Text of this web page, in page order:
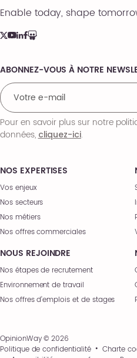
Enable today, shape
NOS EXPERTISES
Vos enjeux
Nos secteurs
Nos métiers
Nos offres commerciales
NOUS REJOINDRE
Nos étapes de recrutement
Environnement de travail
Nos offres d’emplois et de stages
Comments
ABONNEZ-VOUS À NOTRE
Pour en savoir plus sur notre
données,cliquez-ici.
OpinionWay © 2026
Politique de confidentialité
Charte